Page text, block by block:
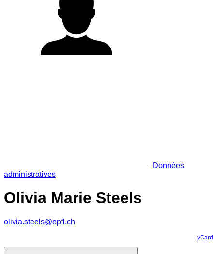
Données
administratives
Olivia Marie Steels
olivia.steels@epfl.ch
vCard